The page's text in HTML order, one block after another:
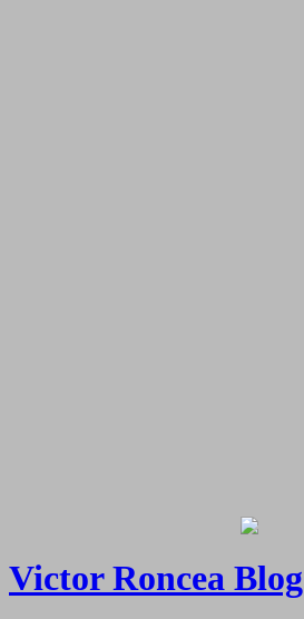
Victor Roncea Blog